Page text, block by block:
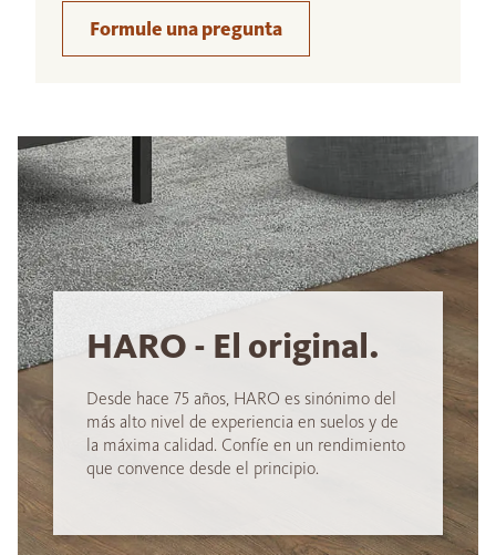
Formule una pregunta
HARO - El original.
Desde hace 75 años, HARO es sinónimo del
más alto nivel de experiencia en suelos y de
la máxima calidad. Confíe en un rendimiento
que convence desde el principio.